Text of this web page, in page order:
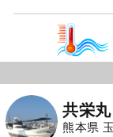
共栄丸
熊本県